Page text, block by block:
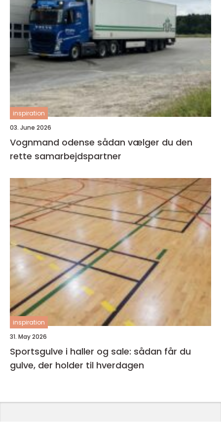
inspiration
03. June 2026
Vognmand odense sådan vælger du den
rette samarbejdspartner
inspiration
31. May 2026
Sportsgulve i haller og sale: sådan får du
gulve, der holder til hverdagen